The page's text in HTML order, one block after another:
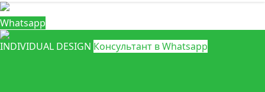
Whatsapp
INDIVIDUAL DESIGN Консультант в Whatsapp